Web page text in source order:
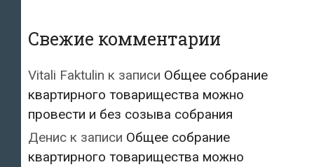
Свежие комментарии
Vitali Faktulin к записи Общее собрание
квартирного товарищества можно
провести и без созыва собрания
Денис к записи Общее собрание
квартирного товарищества можно